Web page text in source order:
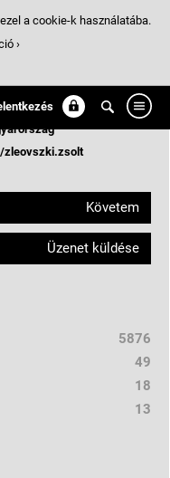
zleovszki.zsolt
Követem
Üzenet küldése
5876
49
18
13
a cookie-k használatába.
›